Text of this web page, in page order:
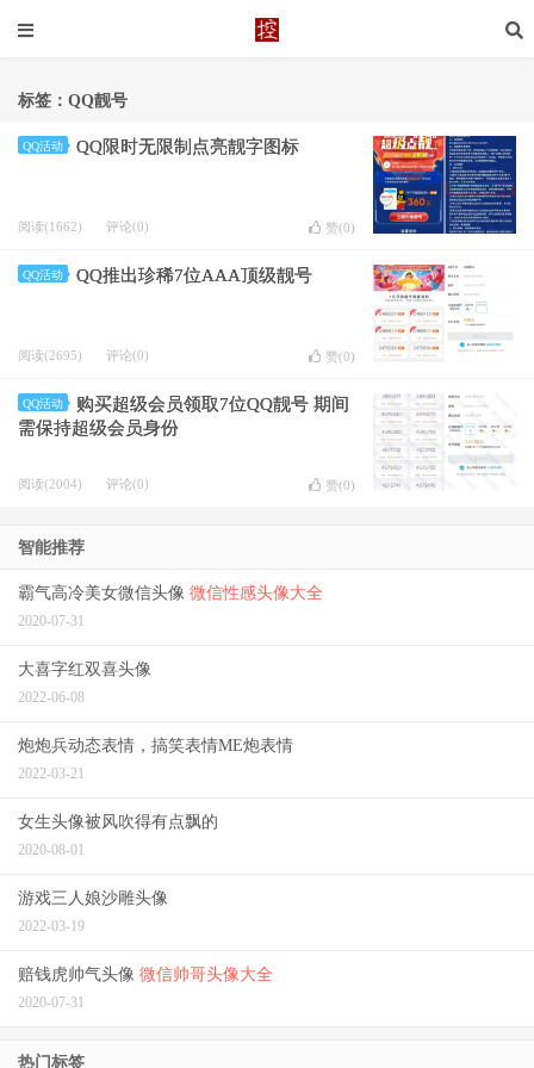
标签：QQ靓号
QQ活动 QQ限时无限制点亮靓字图标
阅读(1662) 评论(0) 赞(0)
QQ活动 QQ推出珍稀7位AAA顶级靓号
阅读(2695) 评论(0) 赞(0)
QQ活动
购买超级会员领取7位QQ靓号 期间
需保持超级会员身份
阅读(2004) 评论(0) 赞(0)
智能推荐
霸气高冷美女微信头像 微信性感头像大全
2020-07-31
大喜字红双喜头像
2022-06-08
炮炮兵动态表情，搞笑表情ME炮表情
2022-03-21
女生头像被风吹得有点飘的
2020-08-01
游戏三人娘沙雕头像
2022-03-19
赔钱虎帅气头像 微信帅哥头像大全
2020-07-31
热门标签